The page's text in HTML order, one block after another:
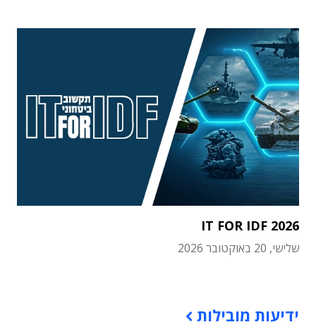
IT FOR IDF 2026
שלישי, 20 באוקטובר 2026
ידיעות מובילות